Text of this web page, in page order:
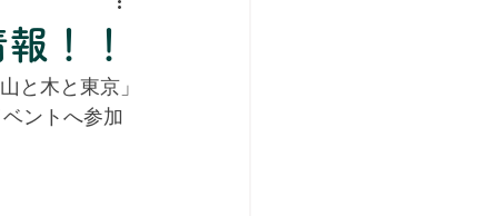
！！
と木と東京」
ントへ参加